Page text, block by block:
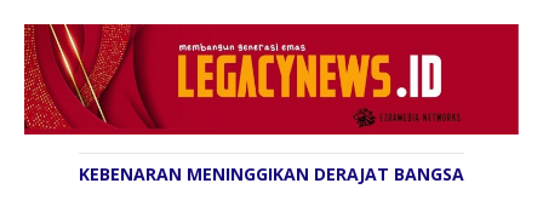
KEBENARAN MENINGGIKAN DERAJAT BANGSA